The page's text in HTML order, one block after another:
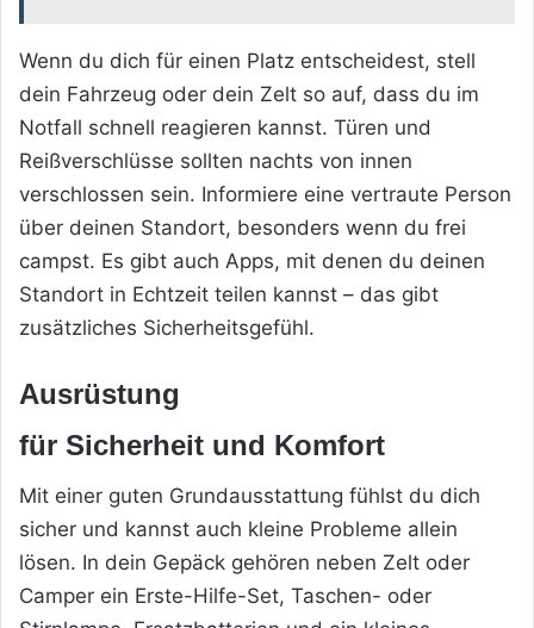
Wenn du dich für einen Platz entscheidest, stell
dein Fahrzeug oder dein Zelt so auf, dass du im
Notfall schnell reagieren kannst. Türen und
Reißverschlüsse sollten nachts von innen
verschlossen sein. Informiere eine vertraute Person
über deinen Standort, besonders wenn du frei
campst. Es gibt auch Apps, mit denen du deinen
Standort in Echtzeit teilen kannst – das gibt
zusätzliches Sicherheitsgefühl.
Ausrüstung
für Sicherheit und Komfort
Mit einer guten Grundausstattung fühlst du dich
sicher und kannst auch kleine Probleme allein
lösen. In dein Gepäck gehören neben Zelt oder
Camper ein Erste-Hilfe-Set, Taschen- oder